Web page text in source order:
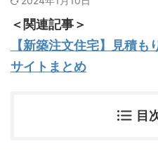
＜関連記事＞
【新築注文住宅】見積
サイトまとめ
目